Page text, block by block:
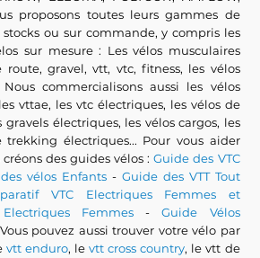
proposons toutes leurs gammes de
ou sur commande, y compris les
sur mesure : Les vélos musculaires
gravel, vtt, vtc, fitness, les vélos
commercialisons aussi les vélos
vttae, les vtc électriques, les vélos de
électriques, les vélos cargos, les
électriques... Pour vous aider
des guides vélos :Guide des VTC
vélos Enfants - Guide des VTT Tout
VTC Electriques Femmes et
Femmes -Guide Vélos
pouvez aussi trouver votre vélo par
vtt enduro, levtt cross country, le vtt de